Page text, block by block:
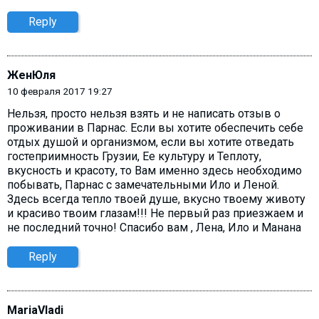
Reply
ЖенЮля
10 февраля 2017 19:27
Нельзя, просто нельзя взять и не написать отзыв о
проживании в Парнас. Если вы хотите обеспечить себе
отдых душой и организмом, если вы хотите отведать
гостеприимность Грузии, Ее культуру и Теплоту,
вкусность и красоту, то Вам именно здесь необходимо
побывать, Парнас с замечательными Ило и Леной.
Здесь всегда тепло твоей душе, вкусно твоему животу
и красиво твоим глазам!!! Не первый раз приезжаем и
не последний точно! Спасибо вам , Лена, Ило и Манана
Reply
MariaVladi